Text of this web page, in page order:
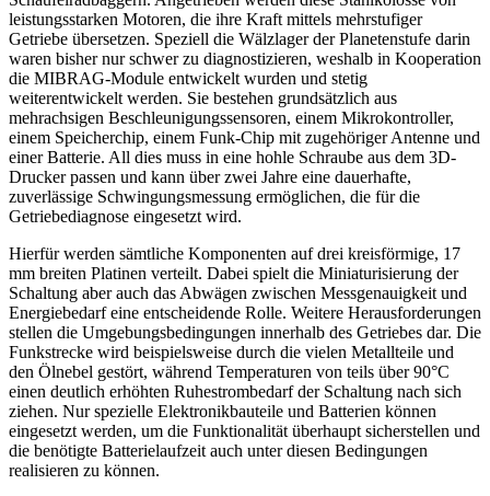
leistungsstarken Motoren, die ihre Kraft mittels mehrstufiger
Getriebe übersetzen. Speziell die Wälzlager der Planetenstufe darin
waren bisher nur schwer zu diagnostizieren, weshalb in Kooperation
die MIBRAG-Module entwickelt wurden und stetig
weiterentwickelt werden. Sie bestehen grundsätzlich aus
mehrachsigen Beschleunigungssensoren, einem Mikrokontroller,
einem Speicherchip, einem Funk-Chip mit zugehöriger Antenne und
einer Batterie. All dies muss in eine hohle Schraube aus dem 3D-
Drucker passen und kann über zwei Jahre eine dauerhafte,
zuverlässige Schwingungsmessung ermöglichen, die für die
Getriebediagnose eingesetzt wird.
Hierfür werden sämtliche Komponenten auf drei kreisförmige, 17
mm breiten Platinen verteilt. Dabei spielt die Miniaturisierung der
Schaltung aber auch das Abwägen zwischen Messgenauigkeit und
Energiebedarf eine entscheidende Rolle. Weitere Herausforderungen
stellen die Umgebungsbedingungen innerhalb des Getriebes dar. Die
Funkstrecke wird beispielsweise durch die vielen Metallteile und
den Ölnebel gestört, während Temperaturen von teils über 90°C
einen deutlich erhöhten Ruhestrombedarf der Schaltung nach sich
ziehen. Nur spezielle Elektronikbauteile und Batterien können
eingesetzt werden, um die Funktionalität überhaupt sicherstellen und
die benötigte Batterielaufzeit auch unter diesen Bedingungen
realisieren zu können.